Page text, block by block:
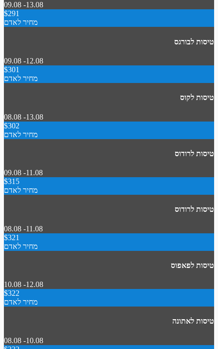
09.08 -13.08
$291
מחיר לאדם
טיסות לבורגס
09.08 -12.08
$301
מחיר לאדם
טיסות לקוס
08.08 -13.08
$302
מחיר לאדם
טיסות לרודוס
09.08 -11.08
$315
מחיר לאדם
טיסות לרודוס
08.08 -11.08
$321
מחיר לאדם
טיסות לפאפוס
10.08 -12.08
$322
מחיר לאדם
טיסות לאתונה
08.08 -10.08